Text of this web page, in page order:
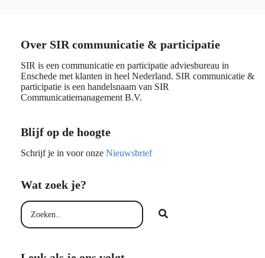
Over SIR communicatie & participatie
SIR is een communicatie en participatie adviesbureau in
Enschede met klanten in heel Nederland. SIR communicatie &
participatie is een handelsnaam van SIR
Communicatiemanagement B.V.
Blijf op de hoogte
Schrijf je in voor onze Nieuwsbrief
Wat zoek je?